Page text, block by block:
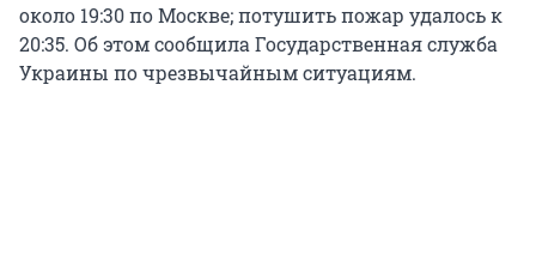
около 19:30 по Москве; потушить пожар удалось к
20:35. Об этом сообщила Государственная служба
Украины по чрезвычайным ситуациям.